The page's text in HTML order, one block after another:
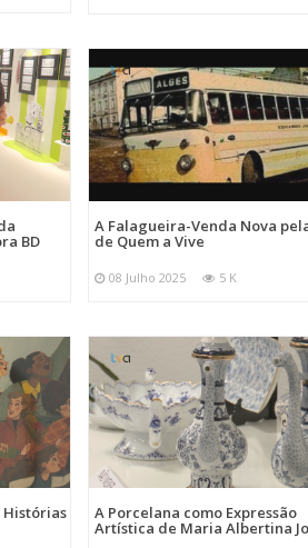
BD
A Falagueira-Venda Nova
de Quem a Vive
08 Julho 2025 5 K
Histórias A Porcelana como Expressão
Artística de Maria Albertina